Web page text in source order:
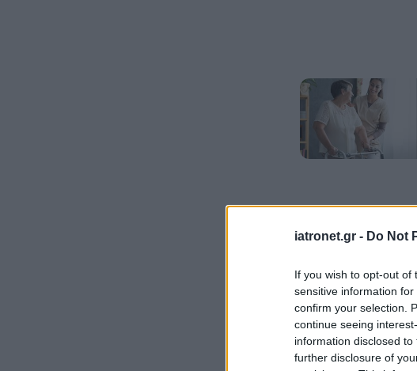
iatronet.gr - Do Not
If you wish to opt-out of
sensitive information
confirm your selection.
continue seeing
information disclosed
further disclosure of